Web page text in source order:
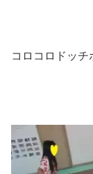
コロコロドッチ